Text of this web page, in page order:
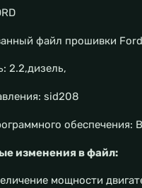
файл прошивки
2.2,дизель,
sid208
обеспечения:
изменения в файл:
мощности